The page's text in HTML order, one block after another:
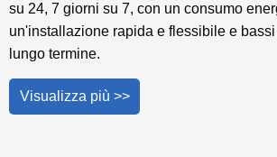
su 24, 7 giorni su 7, con un consumo
un'installazione rapida e flessibile e
lungo termine.
Visualizza più >>